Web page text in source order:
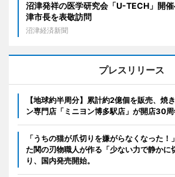
沼津発祥の医学研究会「U-TECH」開
津市長を表敬訪問
沼津経済新聞
プレスリリース
【地球約半周分】累計約2億個を販売、焼
ン専門店「ミニヨン博多駅店」が開店30
「うちの猫が爪切りを嫌がらなくなった
た関の刃物職人が作る「少ない力で静かに
り、国内発売開始。